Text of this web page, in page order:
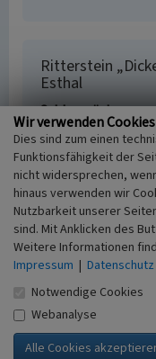
Ritterstein
Esthal
Schlagwörter
Ritterstein Eiche
Ort
67471 Elmstein
Fachsicht(en)
Landeskunde
i.d.R. 1:5.000
Erfassungsmethode
kartierung
Historischer
Beginn 1910 bis
Wir verwenden Cookies
Dies sind zum einen
Funktionsfähigkeit der
nicht widersprechen,
hinaus verwenden wir
Nutzbarkeit unserer
sind. Mit Anklicken des
Weitere Informationen
Impressum | Datenschutz
Notwendige Cookies
Webanalyse